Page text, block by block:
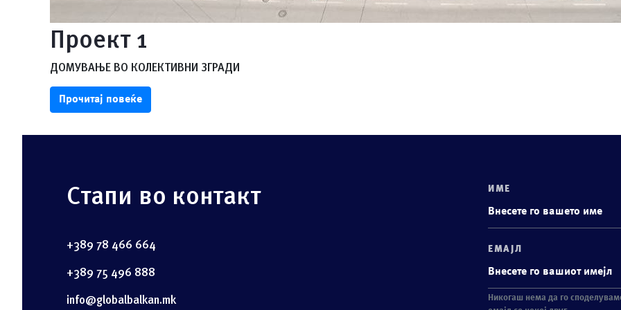
Проект 1
ДОМУВАЊЕ ВО КОЛЕКТИВНИ ЗГРАДИ
Прочитај повеќе
Стапи во контакт
+389 78 466 664
+389 75 496 888
info@globalbalkan.mk
ИМЕ
ЕМАЈЛ
Никогаш нема да го